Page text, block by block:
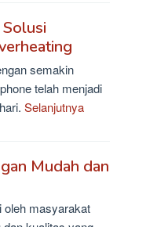
semakin
telah menjadi
Selanjutnya
Mudah dan
oleh masyarakat